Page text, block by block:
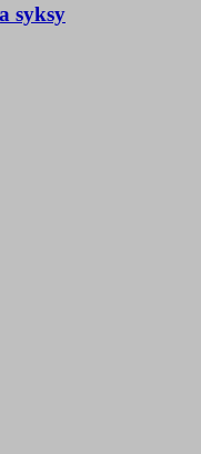
syksy